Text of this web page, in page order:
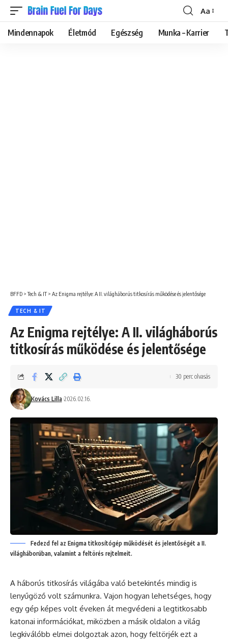
Font
Resizer
Aa
Mindennapok Életmód Egészség Munka – Karrier
BFFD >Tech & IT> Az Enigma rejtélye: A II. világháborús titkosírás működése és jelentősége
TECH & IT
Az Enigma rejtélye: A II. világháborús
titkosírás működése és jelentősége
Kovács Lilla 2026.02.16.
30 perc olvasás
Fedezd fel az Enigma titkosítógép működését és jelentőségét a II.
világháborúban, valamint a feltörés rejtelmeit.
A háborús titkosírás világába való betekintés mindig is
lenyűgöző volt számunkra. Vajon hogyan lehetséges, hogy
egy gép képes volt éveken át megvédeni a legtitkosabb
katonai információkat, miközben a másik oldalon a világ
legkiválóbb elmei dolgoztak azon, hogy feltörjék ezt a